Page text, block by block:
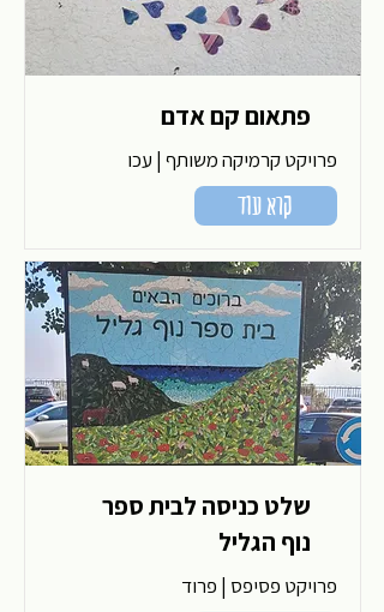
פתאום קם אדם
פרויקט קרמיקה משותף | עכו
קרא עוד
שלט כניסה לבית ספר
נוף הגליל
פרויקט פסיפס | פרוד